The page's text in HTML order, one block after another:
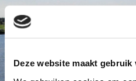
Deze website maakt gebruik